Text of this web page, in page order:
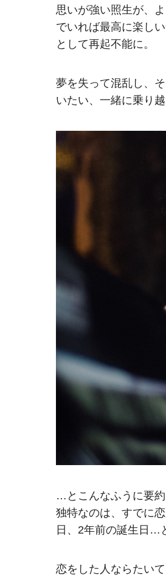
思いが強い照生が、
でいれば最高に楽し
として再起不能に。
夢を失って混乱し、
いたい、一緒に乗り
…とこんなふうに要
独特なのは、すでに
日、2年前の誕生日…
恋をした人ならたい